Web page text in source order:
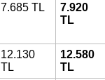
7.685 TL
7.920
TL
12.130
TL
12.580
TL